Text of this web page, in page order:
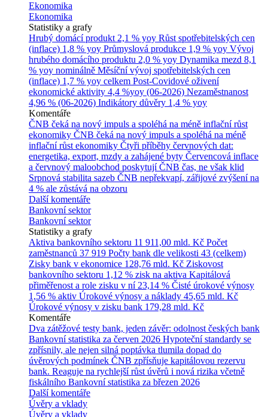
Ekonomika
Ekonomika
Statistiky a grafy
Hrubý domácí produkt 2,1 % yoy Růst spotřebitelských cen
(inflace) 1,8 % yoy Průmyslová produkce 1,9 % yoy Vývoj
hrubého domácího produktu 2,0 % yoy Dynamika mezd 8,1
% yoy nominálně Měsíční vývoj spotřebitelských cen
(inflace) 1,7 % yoy celkem Post-Covidové oživení
ekonomické aktivity 4,4 %yoy (06-2026) Nezaměstnanost
4,96 % (06-2026) Indikátory důvěry 1,4 % yoy
Komentáře
ČNB čeká na nový impuls a spoléhá na méně inflační růst
ekonomiky ČNB čeká na nový impuls a spoléhá na méně
inflační růst ekonomiky Čtyři příběhy červnových dat:
energetika, export, mzdy a zahájené byty Červencová inflace
a červnový maloobchod poskytují ČNB čas, ne však klid
Srpnová stabilita sazeb ČNB nepřekvapí, zářijové zvýšení na
4 % ale zůstává na obzoru
Další komentáře
Bankovní sektor
Bankovní sektor
Statistiky a grafy
Aktiva bankovního sektoru 11 911,00 mld. Kč Počet
zaměstnanců 37 919 Počty bank dle velikosti 43 (celkem)
Zisky bank v ekonomice 128,76 mld. Kč Ziskovost
bankovního sektoru 1,12 % zisk na aktiva Kapitálová
přiměřenost a role zisku v ní 23,14 % Čisté úrokové výnosy
1,56 % aktiv Úrokové výnosy a náklady 45,65 mld. Kč
Úrokové výnosy v zisku bank 179,28 mld. Kč
Komentáře
Dva zátěžové testy bank, jeden závěr: odolnost českých bank
Bankovní statistika za červen 2026 Hypoteční standardy se
zpřísnily, ale nejen silná poptávka tlumila dopad do
úvěrových podmínek ČNB zpřísňuje kapitálovou rezervu
bank. Reaguje na rychlejší růst úvěrů i nová rizika včetně
fiskálního Bankovní statistika za březen 2026
Další komentáře
Úvěry a vklady
Úvěry a vklady